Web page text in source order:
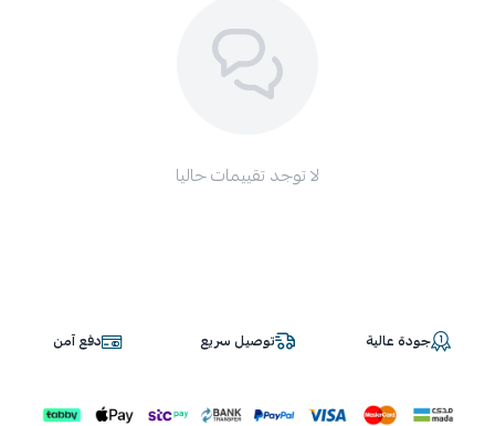
لا توجد تقييمات حاليا
جودة عالية توصيل سريع دفع آمن